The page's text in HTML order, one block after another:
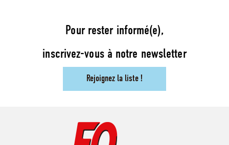
Pour rester informé(e),
inscrivez-vous à notre newsletter
Rejoignez la liste !